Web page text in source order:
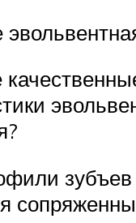
зубъев